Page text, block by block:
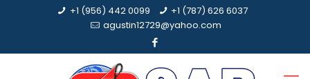
+1 (956) 442 0099
+1 (787) 626 6037
agustin12729@yahoo.com